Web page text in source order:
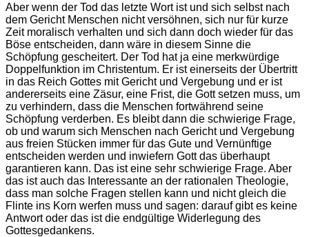
Aber wenn der Tod das letzte Wort ist und sich selbst nach
dem Gericht Menschen nicht versöhnen, sich nur für kurze
Zeit moralisch verhalten und sich dann doch wieder für das
Böse entscheiden, dann wäre in diesem Sinne die
Schöpfung gescheitert. Der Tod hat ja eine merkwürdige
Doppelfunktion im Christentum. Er ist einerseits der Übertritt
in das Reich Gottes mit Gericht und Vergebung und er ist
andererseits eine Zäsur, eine Frist, die Gott setzen muss, um
zu verhindern, dass die Menschen fortwährend seine
Schöpfung verderben. Es bleibt dann die schwierige Frage,
ob und warum sich Menschen nach Gericht und Vergebung
aus freien Stücken immer für das Gute und Vernünftige
entscheiden werden und inwiefern Gott das überhaupt
garantieren kann. Das ist eine sehr schwierige Frage. Aber
das ist auch das Interessante an der rationalen Theologie,
dass man solche Fragen stellen kann und nicht gleich die
Flinte ins Korn werfen muss und sagen: darauf gibt es keine
Antwort oder das ist die endgültige Widerlegung des
Gottesgedankens.